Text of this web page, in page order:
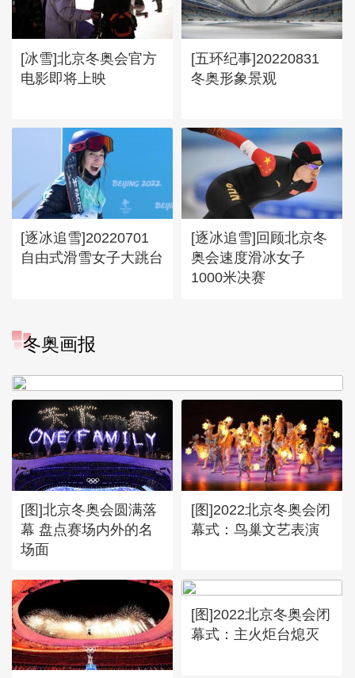
[冰雪]北京冬奥会官方
电影即将上映
[五环纪事]20220831
冬奥形象景观
[逐冰追雪]20220701
自由式滑雪女子大跳台
[逐冰追雪]回顾北京冬
奥会速度滑冰女子
1000米决赛
冬奥画报
[图]冬奥会冬残奥会表彰大会
[图]北京冬奥会圆满落
幕 盘点赛场内外的名
场面
[图]2022北京冬奥会闭
幕式：鸟巢文艺表演
[图]2022北京冬奥会闭
幕式：主火炬台熄灭